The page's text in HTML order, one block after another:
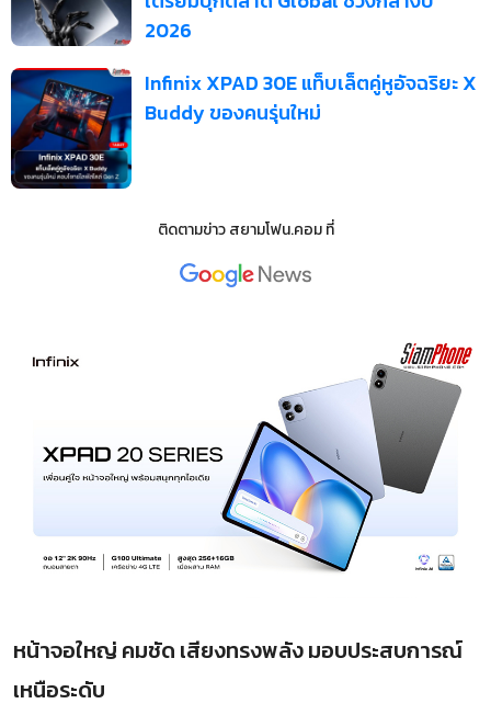
2026
Infinix XPAD 30E แท็บเล็ตคู่หูอัจฉริยะ X
Buddy ของคนรุ่นใหม่
ติดตามข่าวสยามโฟน.คอมที่
หน้าจอใหญ่ คมชัด เสียงทรงพลัง มอบประสบการณ์
เหนือระดับ